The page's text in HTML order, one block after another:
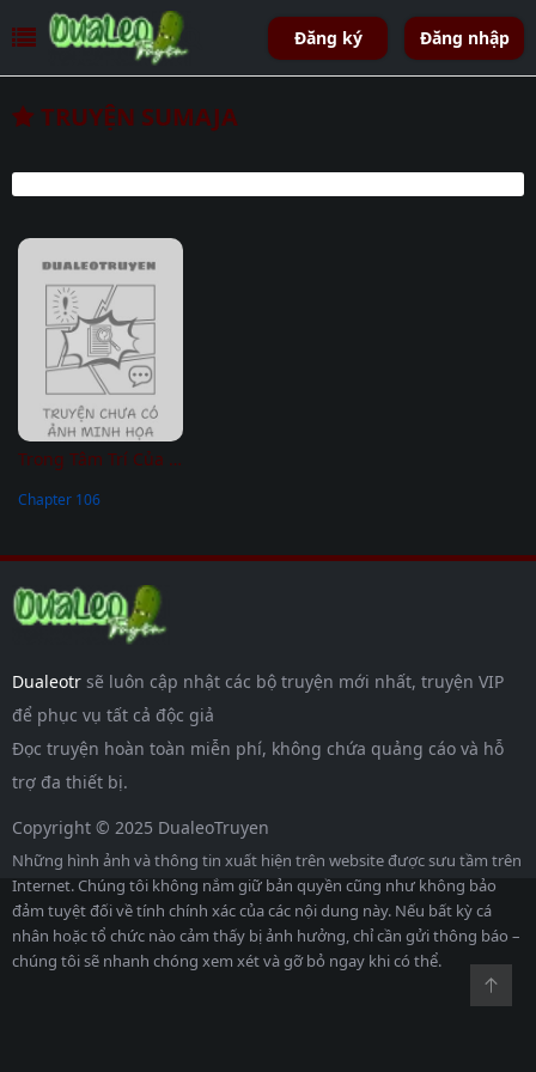
Đăng ký Đăng nhập
TRUYỆN SUMAJA
Trong Tâm Trí Của Quý Ngài Beta
Chapter 106
Dualeotr sẽ luôn cập nhật các bộ truyện mới nhất, truyện VIP
để phục vụ tất cả độc giả
Đọc truyện hoàn toàn miễn phí, không chứa quảng cáo và hỗ
trợ đa thiết bị.
Copyright © 2025 DualeoTruyen
Những hình ảnh và thông tin xuất hiện trên website được sưu tầm trên
Internet. Chúng tôi không nắm giữ bản quyền cũng như không bảo
đảm tuyệt đối về tính chính xác của các nội dung này. Nếu bất kỳ cá
nhân hoặc tổ chức nào cảm thấy bị ảnh hưởng, chỉ cần gửi thông báo –
chúng tôi sẽ nhanh chóng xem xét và gỡ bỏ ngay khi có thể.